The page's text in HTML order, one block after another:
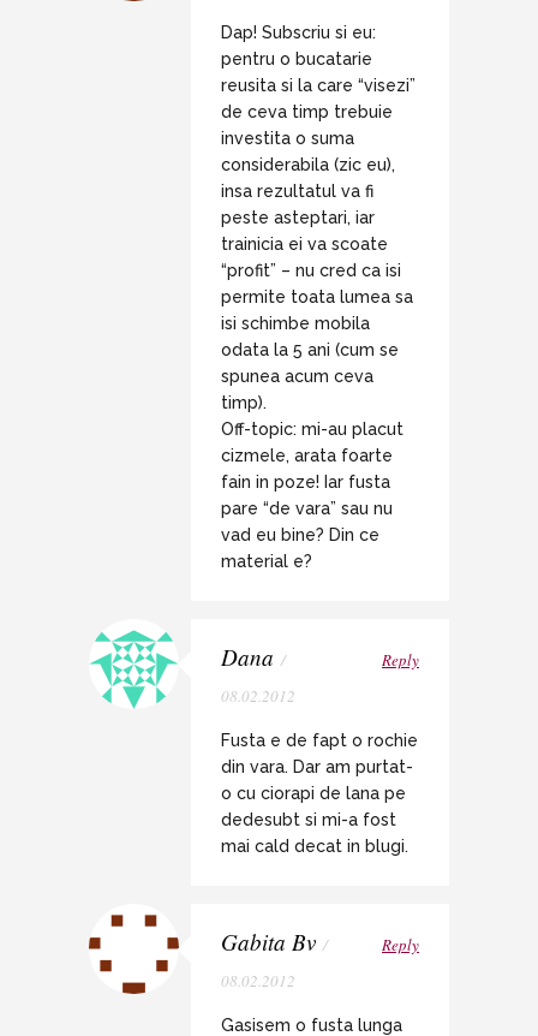
Dap! Subscriu si eu:
pentru o bucatarie
reusita si la care “visezi”
de ceva timp trebuie
investita o suma
considerabila (zic eu),
insa rezultatul va fi
peste asteptari, iar
trainicia ei va scoate
“profit” – nu cred ca isi
permite toata lumea sa
isi schimbe mobila
odata la 5 ani (cum se
spunea acum ceva
timp).
Off-topic: mi-au placut
cizmele, arata foarte
fain in poze! Iar fusta
pare “de vara” sau nu
vad eu bine? Din ce
material e?
Dana /
08.02.2012
Reply
Fusta e de fapt o rochie
din vara. Dar am purtat-
o cu ciorapi de lana pe
dedesubt si mi-a fost
mai cald decat in blugi.
Gabita Bv /
08.02.2012
Reply
Gasisem o fusta lunga